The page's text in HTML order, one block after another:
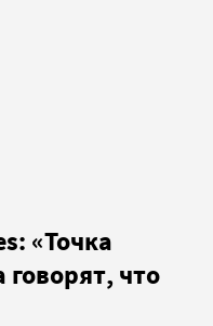
«Точка
говорят, что